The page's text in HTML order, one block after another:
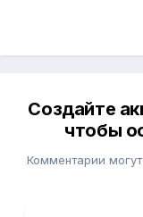
Создайте
чтобы
Комментарии